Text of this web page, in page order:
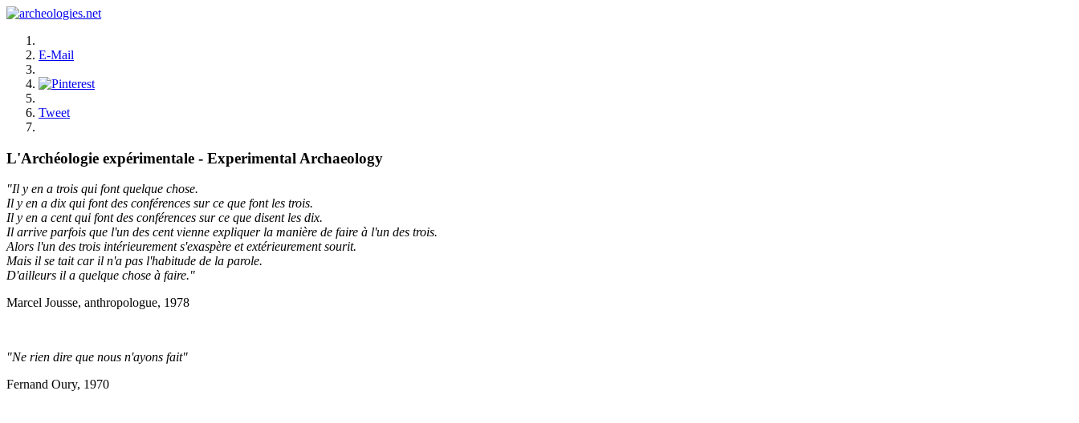
E-Mail
Tweet
L'Archéologie expérimentale - Experimental Archaeology
"Il y en a trois qui font quelque chose.
Il y en a dix qui font des conférences sur ce que font les trois.
Il y en a cent qui font des conférences sur ce que disent les dix.
Il arrive parfois que l'un des cent vienne expliquer la manière de faire à l'un des trois.
Alors l'un des trois intérieurement s'exaspère et extérieurement sourit.
Mais il se tait car il n'a pas l'habitude de la parole.
D'ailleurs il a quelque chose à faire."
Marcel Jousse, anthropologue, 1978
"Ne rien dire que nous n'ayons fait"
Fernand Oury, 1970